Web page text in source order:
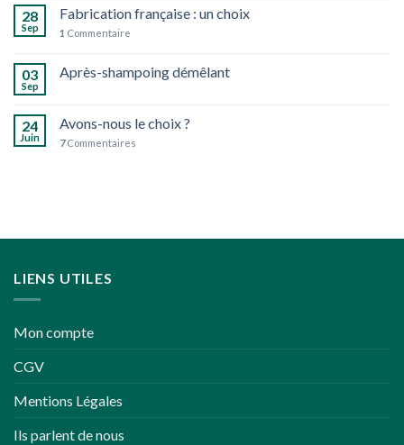
pour
des
fin
d’année
plus
28
Sep
Fabrication française : un choix
1 Commentaire
03
Sep
Après-shampoing démêlant
24
Juin
Avons-nous le choix ?
7Commentaires
LIENS UTILES
Mon compte
CGV
Mentions Légales
Ils parlent de nous